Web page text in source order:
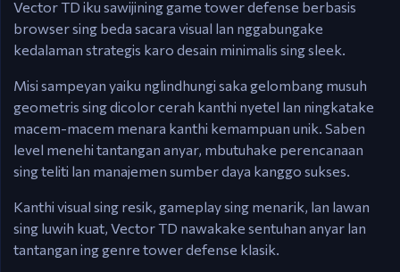
Vector TD iku sawijining game tower defense berbasis
browser sing beda sacara visual lan nggabungake
kedalaman strategis karo desain minimalis sing sleek.
Misi sampeyan yaiku nglindhungi saka gelombang musuh
geometris sing dicolor cerah kanthi nyetel lan ningkatake
macem-macem menara kanthi kemampuan unik. Saben
level menehi tantangan anyar, mbutuhake perencanaan
sing teliti lan manajemen sumber daya kanggo sukses.
Kanthi visual sing resik, gameplay sing menarik, lan lawan
sing luwih kuat, Vector TD nawakake sentuhan anyar lan
tantangan ing genre tower defense klasik.